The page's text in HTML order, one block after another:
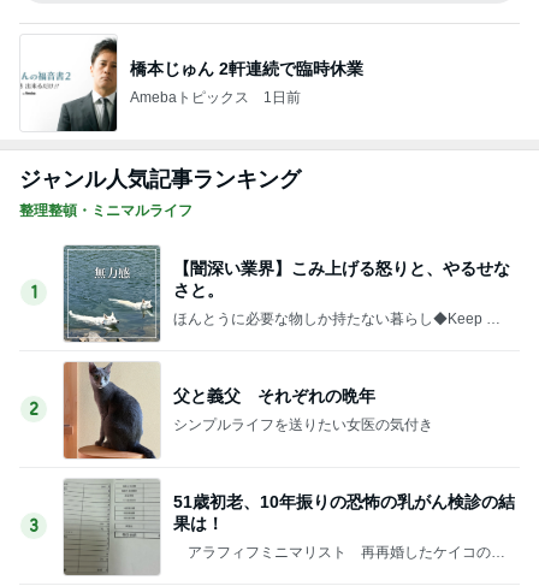
橋本じゅん 2軒連続で臨時休業
Amebaトピックス 1日前
ジャンル人気記事ランキング
整理整頓・ミニマルライフ
1
【闇深い業界】こみ上げる怒りと、やるせな
さと。
ほんとうに必要な物しか持たない暮らし◆Keep Lif
2
父と義父 それぞれの晩年
シンプルライフを送りたい女医の気付き
3
51歳初老、10年振りの恐怖の乳がん検診の結
果は！
アラフィフミニマリスト 再再婚したケイコの生